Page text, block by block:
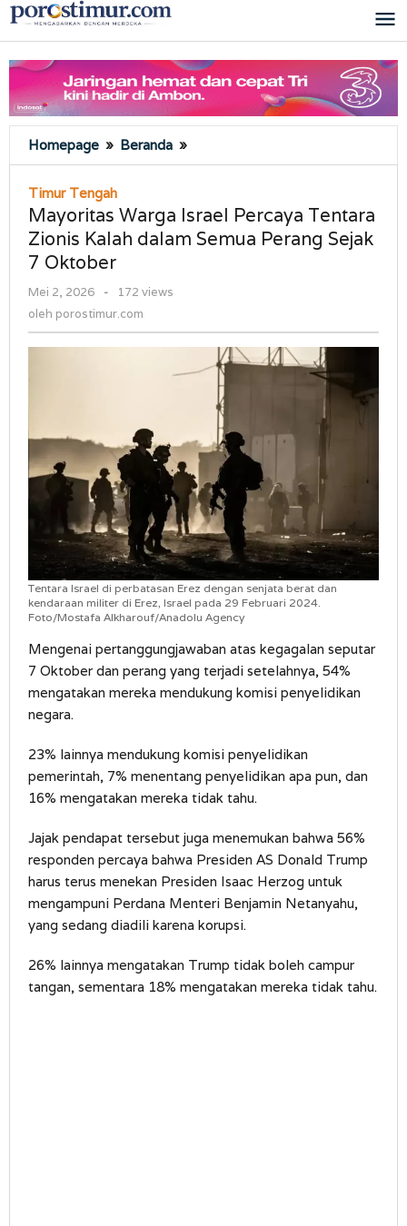
Lewati
ke
Homepage » Beranda »
Warga
Percaya
Tentara
Zionis
Sejak
Oktober
Timur Tengah
Mayoritas Warga Israel Percaya Tentara
Zionis Kalah dalam Semua Perang Sejak
7 Oktober
Mei 2, 2026
oleh
-
172 views
oleh porostimur.com
Tentara Israel di perbatasan Erez dengan senjata berat dan
kendaraan militer di Erez, Israel pada 29 Februari 2024.
Foto/Mostafa Alkharouf/Anadolu Agency
Mengenai pertanggungjawaban atas kegagalan seputar
7 Oktober dan perang yang terjadi setelahnya, 54%
mengatakan mereka mendukung komisi penyelidikan
negara.
23% lainnya mendukung komisi penyelidikan
pemerintah, 7% menentang penyelidikan apa pun, dan
16% mengatakan mereka tidak tahu.
Jajak pendapat tersebut juga menemukan bahwa 56%
responden percaya bahwa Presiden AS Donald Trump
harus terus menekan Presiden Isaac Herzog untuk
mengampuni Perdana Menteri Benjamin Netanyahu,
yang sedang diadili karena korupsi.
26% lainnya mengatakan Trump tidak boleh campur
tangan, sementara 18% mengatakan mereka tidak tahu.